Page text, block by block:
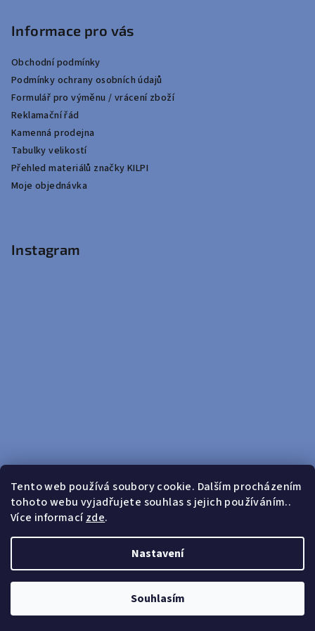
Tento web používá soubory cookie. Dalším procházením
tohoto webu vyjadřujete souhlas s jejich používáním..
Více informacízde.
Nastavení
Souhlasím
Informace pro vás
Obchodní podmínky
Podmínky ochrany osobních údajů
Formulář pro výměnu / vrácení zboží
Reklamační řád
Kamenná prodejna
Tabulky velikostí
Přehled materiálů značky KILPI
Moje objednávka
Instagram
Sledovat na Instagramu
Doprava zdarma od 599 Kč
Vytvořil Shoptet